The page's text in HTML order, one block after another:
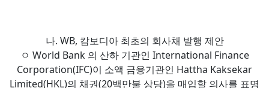
나. WB, 캄보디아 최초의 회사채 발행 제안
ㅇ World Bank 의 산하 기관인 International Finance
Corporation(IFC)이 소액 금융기관인 Hattha Kaksekar
Limited(HKL)의 채권(20백만불 상당)을 매입할 의사를 표명